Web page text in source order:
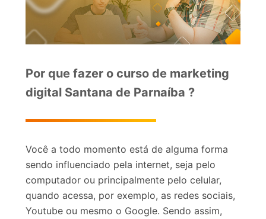
Por que fazer o curso de marketing
digital Santana de Parnaíba ?
Você a todo momento está de alguma forma
sendo influenciado pela internet, seja pelo
computador ou principalmente pelo celular,
quando acessa, por exemplo, as redes sociais,
Youtube ou mesmo o Google. Sendo assim,